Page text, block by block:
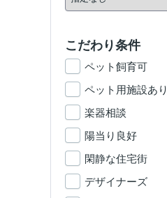
こだわり条件
ペット飼育可
ペット用施設あり
楽器相談
陽当り良好
閑静な住宅街
デザイナーズ